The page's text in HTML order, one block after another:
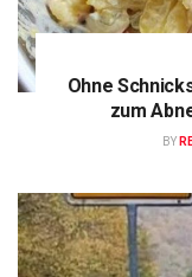
Ohne
zum
BY